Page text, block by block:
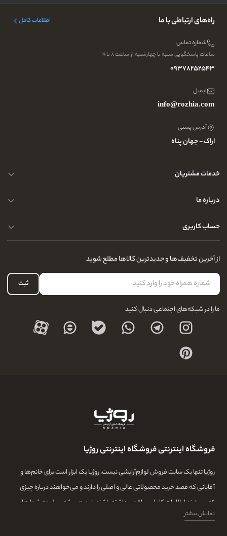
راه‌های ارتباطی با ما اطلاعات کامل
شماره تماس
ساعات پاسخگویی شنبه تا چهارشنبه از ساعت ۸ تا ۱۹
09378252543
ایمیل
info@rozhia.com
آدرس پستی
اراک - جهان پناه
خدمات مشتریان
حریم خصوصی کاربران
تماس با ما
درباره ما
سوالات متداول
آدرس فروشگاه
نحوه ارسال کالا
نحوه بازگشت کالا
درباره ما
حساب کاربری
لیست علاقه‌مندی
حساب کاربری
از آخرین تخفیف‌ها و جدیدترین کالاها مطلع شوید
ثبت
ما را در شبکه‌های اجتماعی دنبال کنید
فروشگاه اینترنتی فروشگاه اینترنتی روژیا
روژیا تنها یک سایت فروش لوازم‌آرایشی نیست، روژیا یک ابزار است برای خانم‌ها و
آقایانی که قصد خرید محصولاتی عالی و اصلی را دارند و می‌خواهند درباره چیزی
که می‌خرند اطلاعات کامل و واقعی داشته باشند. این همیشه سرلوحه شعارهای
روژیا بوده و ما در این مجموعه تمامی تلاشمان این است که مشتری‌هایمان بتوانند
نمایش بیشتر